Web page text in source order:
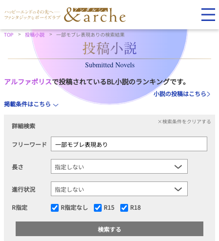
TOP 投稿小説 一部モブレ表現ありの検索結果
Submitted Novels
アルファポリスで投稿されているBL小説のランキングです。
小説の投稿はこちら
掲載条件はこちら
詳細検索
×検索条件をクリアする
フリーワード
長さ
進行状況
R指定 R指定なし R15 R18